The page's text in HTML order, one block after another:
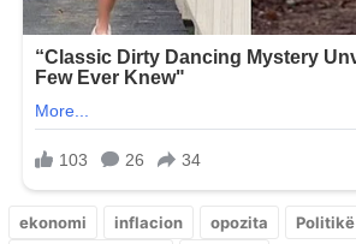
ekonomi inflacion opozita Politikë